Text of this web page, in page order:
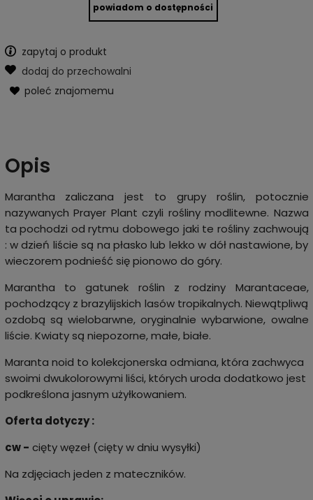
powiadom o dostępności
zapytaj o produkt
dodaj do przechowalni
poleć znajomemu
Opis
Marantha zaliczana jest to grupy roślin, potocznie
nazywanych Prayer Plant czyli rośliny modlitewne. Nazwa
ta pochodzi od rytmu dobowego jaki te rośliny zachwoują
: w dzień liście są na płasko lub lekko w dół nastawione, by
wieczorem podnieść się pionowo do góry.
Marantha to gatunek roślin z rodziny Marantaceae,
pochodzący z brazylijskich lasów tropikalnych. Niewątpliwą
ozdobą są wielobarwne, oryginalnie wybarwione, owalne
liście. Kwiaty są niepozorne, małe, białe.
Maranta noid to kolekcjonerska odmiana, która zachwyca
swoimi dwukolorowymi liści, których uroda dodatkowo jest
podkreślona jasnym użyłkowaniem.
Oferta dotyczy :
cw - cięty węzeł (cięty w dniu wysyłki)
Na zdjęciach jeden z mateczników.